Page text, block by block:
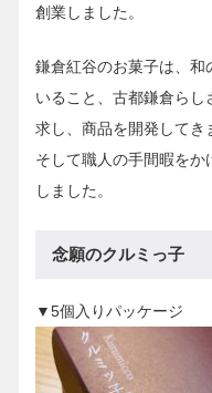
創業しました。
鎌倉紅谷のお菓子は、和
いること、古都鎌倉らし
求し、商品を開発してき
そして職人の手間暇を
しました。
念願のクルミっ子
▼5個入りパッケージ